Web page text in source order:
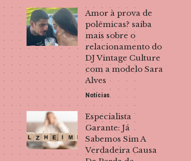
Amor à prova de
polêmicas? saiba
mais sobre o
relacionamento do
DJ Vintage Culture
com a modelo Sara
Alves
Notícias
Especialista
Garante: Já
Sabemos Sim A
Verdadeira Causa